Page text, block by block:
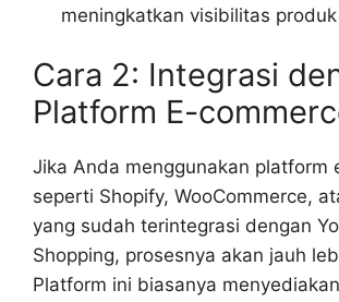
meningkatkan visibilitas
Cara 2: Integrasi
Platform E-
Jika Anda menggunakan platform
seperti Shopify, WooCommerce,
yang sudah terintegrasi dengan
Shopping, prosesnya akan jauh
Platform ini biasanya